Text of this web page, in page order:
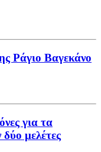
Ράγιο Βαγεκάνο
για τα
δύο μελέτες